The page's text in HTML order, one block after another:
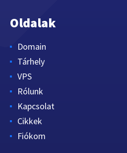
Oldalak
Domain
Tárhely
VPS
Rólunk
Kapcsolat
Cikkek
Fiókom